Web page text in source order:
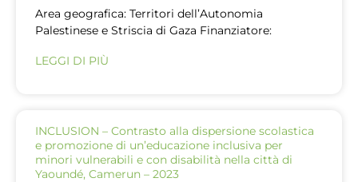
Area geografica: Territori dell’Autonomia
Palestinese e Striscia di Gaza Finanziatore:
LEGGI DI PIÙ
INCLUSION – Contrasto alla dispersione scolastica
e promozione di un’educazione inclusiva per
minori vulnerabili e con disabilità nella città di
Yaoundé, Camerun – 2023